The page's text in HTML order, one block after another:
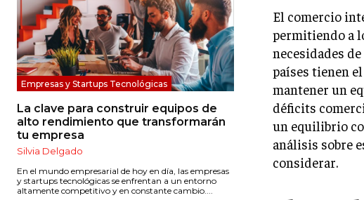
Empresas y Startups Tecnológicas
La clave para construir equipos de
alto rendimiento que transformarán
tu empresa
Silvia Delgado
En el mundo empresarial de hoy en día, las empresas
y startups tecnológicas se enfrentan a un entorno
altamente competitivo y en constante cambio....
El comercio
permitiendo a
necesidades
países tienen
mantener un
déficits
un equilibrio
análisis sobre
considerar.